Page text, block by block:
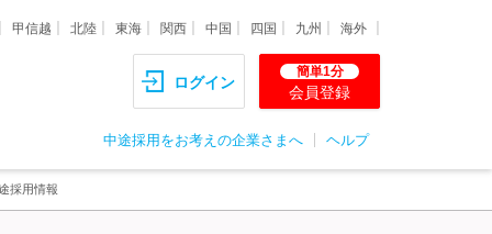
甲信越 北陸 東海 関西 中国 四国 九州 海外
ログイン
簡単1分
会員登録
中途採用をお考えの企業さまへ ヘルプ
採用情報